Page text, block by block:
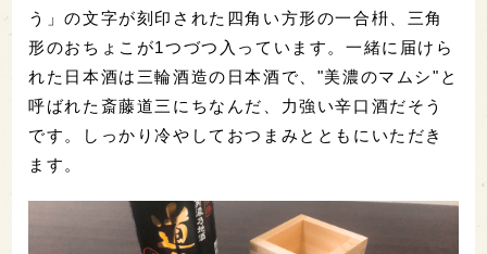
う」の文字が刻印された四角い方形の一合枡、三角
形のおちょこが1つづつ入っています。一緒に届けら
れた日本酒は三輪酒造の日本酒で、"美濃のマムシ"と
呼ばれた斎藤道三にちなんだ、力強い辛口酒だそう
です。しっかり冷やしておつまみとともにいただき
ます。